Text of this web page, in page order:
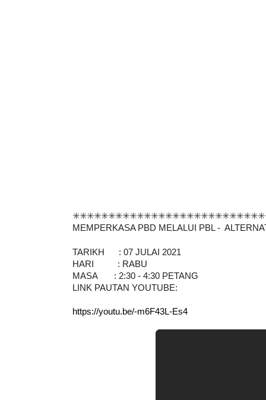
MEMPERKASA PBD MELALUI PBL -
TARIKH      : 07 JULAI 2021
HARI          : RABU
MASA       : 2:30 - 4:30 PETANG
LINK PAUTAN YOUTUBE:
https://youtu.be/-m6F43L-Es4